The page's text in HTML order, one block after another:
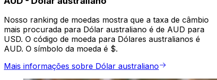
Nosso ranking de moedas mostra que a taxa de câmbio
mais procurada para Dólar australiano é de AUD para
USD. O código de moeda para Dólares australianos é
AUD. O símbolo da moeda é $.
Mais informações sobre Dólar australiano